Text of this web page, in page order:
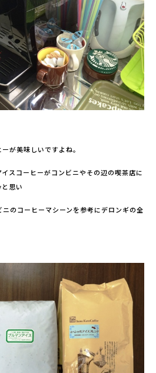
が美味しいですよね。
スコーヒーがコンビニやその辺の喫茶店に
と思い
のコーヒーマシーンを参考にデロンギの全